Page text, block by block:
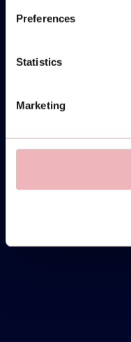
Preferences
Statistics
Marketing